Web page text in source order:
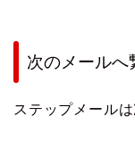
次のメールへ
ステップメール